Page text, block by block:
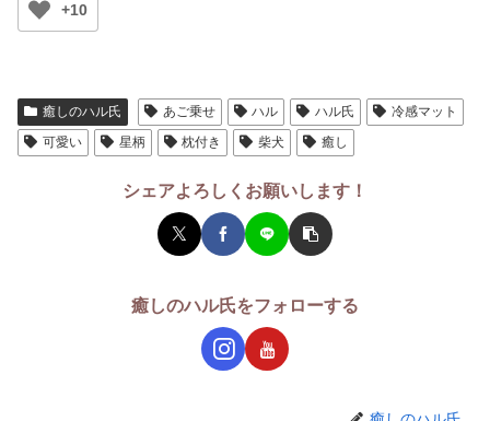
+10
癒しのハル氏 あご乗せ ハル ハル氏
冷感マット
可愛い
星柄 枕付き 柴犬 癒し
シェアよろしくお願いします！
癒しのハル氏をフォローする